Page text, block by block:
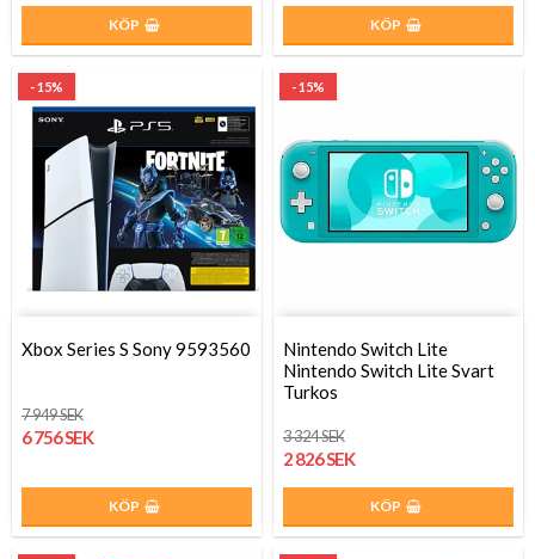
KÖP KÖP
- 15%
Xbox Series S Sony 9593560
7 949 SEK
6 756 SEK
KÖP
- 15%
Nintendo Switch Lite
Nintendo Switch Lite Svart
Turkos
3 324 SEK
2 826 SEK
KÖP